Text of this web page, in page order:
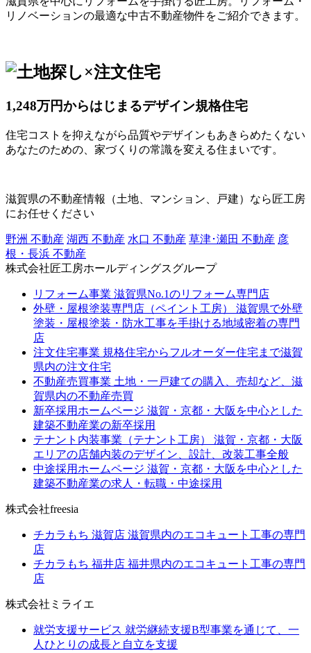
リノベーションの最適な中古不動産物件をご紹介できます。
1,248万円からはじまるデザイン規格住宅
住宅コストを抑えながら品質やデザインもあきらめたくない
あなたのための、家づくりの常識を変える住まいです。
滋賀県の不動産情報（土地、マンション、戸建）なら匠工房
にお任せください
野洲 不動産 湖西 不動産 水口 不動産 草津･瀬田 不動産 彦
根・長浜 不動産
株式会社匠工房ホールディングスグループ
リフォーム事業 滋賀県No.1のリフォーム専門店
外壁・屋根塗装専門店（ペイント工房）
滋賀県で外壁
塗装・屋根塗装・防水工事を手掛ける地域密着の専門
店
注文住宅事業 規格住宅からフルオーダー住宅まで滋賀
県内の注文住宅
不動産売買事業 土地・一戸建ての購入、売却など、滋
賀県内の不動産売買
新卒採用ホームページ 滋賀・京都・大阪を中心とした
建築不動産業の新卒採用
テナント内装事業（テナント工房）
滋賀・京都・大阪
エリアの店舗内装のデザイン、設計、改装工事全般
中途採用ホームページ 滋賀・京都・大阪を中心とした
建築不動産業の求人・転職・中途採用
株式会社freesia
チカラもち 滋賀店 滋賀県内のエコキュート工事の専門
店
チカラもち 福井店 福井県内のエコキュート工事の専門
店
株式会社ミライエ
就労支援サービス 就労継続支援B型事業を通じて、一
人ひとりの成長と自立を支援